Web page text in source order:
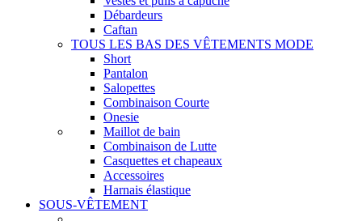
Débardeurs
Caftan
TOUS LES BAS DES VÊTEMENTS MODE
Short
Pantalon
Salopettes
Combinaison Courte
Onesie
Maillot de bain
Combinaison de Lutte
Casquettes et chapeaux
Accessoires
Harnais élastique
SOUS-VÊTEMENT